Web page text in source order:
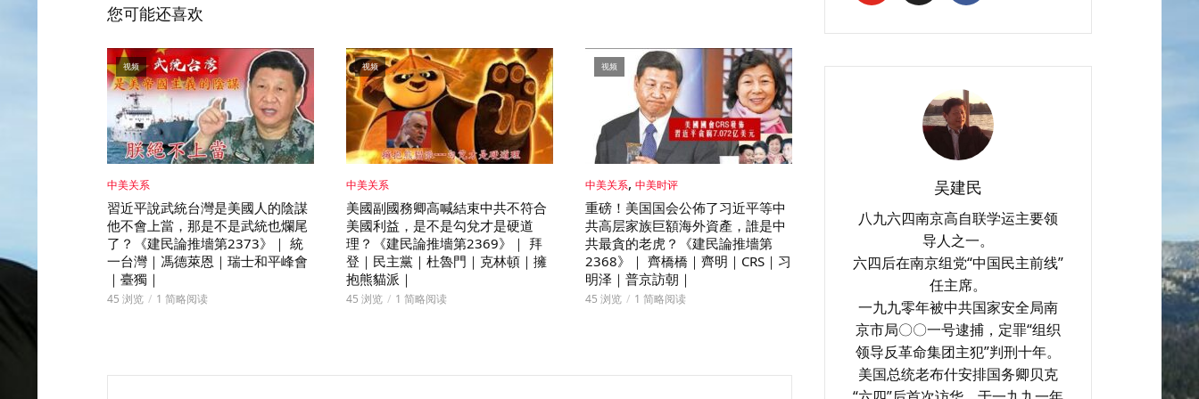
您可能还喜欢
视频
中美关系
習近平說武統台灣是美國人的陰謀
他不會上當，那是不是武統也爛尾
了？《建民論推墻第2373》｜ 統
一台灣｜馮德萊恩｜瑞士和平峰會
｜臺獨｜
45 浏览 1 简略阅读
视频
中美关系
美國副國務卿高喊結束中共不符合
美國利益，是不是勾兌才是硬道
理？《建民論推墻第2369》｜ 拜
登｜民主黨｜杜魯門｜克林頓｜擁
抱熊貓派｜
45 浏览 1 简略阅读
视频
中美关系, 中美时评
重磅！美国国会公佈了习近平等中
共高层家族巨額海外資產，誰是中
共最貪的老虎？《建民論推墻第
2368》｜ 齊橋橋｜齊明｜CRS｜习
明泽｜普京訪朝｜
45 浏览 1 简略阅读
吴建民
八九六四南京高自联学运主要领
导人之一。
六四后在南京组党“中国民主前线”
任主席。
一九九零年被中共国家安全局南
京市局〇〇一号逮捕，定罪“组织
领导反革命集团主犯”判刑十年。
美国总统老布什安排国务卿贝克